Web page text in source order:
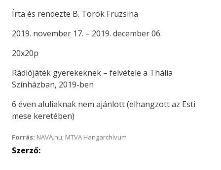
Írta és rendezte B. Török Fruzsina
2019. november 17. – 2019. december 06.
20x20p
Rádiójáték gyerekeknek – felvétele a Thália
Színházban, 2019-ben
6 éven aluliaknak nem ajánlott (elhangzott az Esti
mese keretében)
Forrás: NAVA.hu; MTVA Hangarchívum
Szerző: